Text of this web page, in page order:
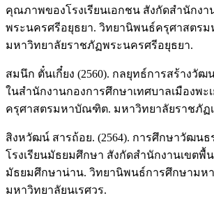
คุณภาพของโรงเรียนเอกชน สังกัดสำนักง
พระนครศรีอยุธยา. วิทยานิพนธ์ครุศาสตร
มหาวิทยาลัยราชภัฏพระนครศรีอยุธยา.
สมนึก ตั๋นเกี๋ยง (2560). กลยุทธ์การสร้างวั
ในสํานักงานกองการศึกษาเทศบาลเมืองพ
ครุศาสตรมหาบัณฑิต. มหาวิทยาลัยราชภัฏเ
สิงหวัฒน์ สารถ้อย. (2564). การศึกษาวัฒน
โรงเรียนมัธยมศึกษา สังกัดสำนักงานเขตพื้
มัธยมศึกษาน่าน. วิทยานิพนธ์การศึกษามห
มหาวิทยาลัยนเรศวร.